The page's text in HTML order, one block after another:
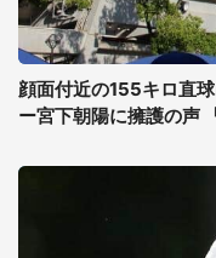
顔面付近の155キロ直
ー宮下朝陽に擁護の声